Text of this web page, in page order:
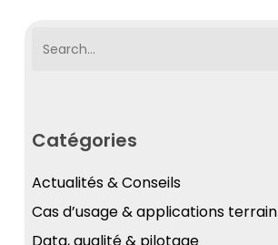
Catégories
Actualités & Conseils
Cas d’usage & applications terrain